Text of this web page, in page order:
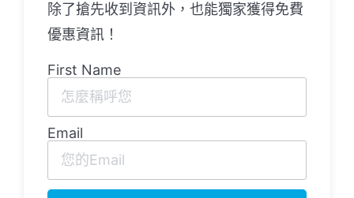
除了搶先收到資訊外，也能獨家獲得免費
優惠資訊！
First Name
Email